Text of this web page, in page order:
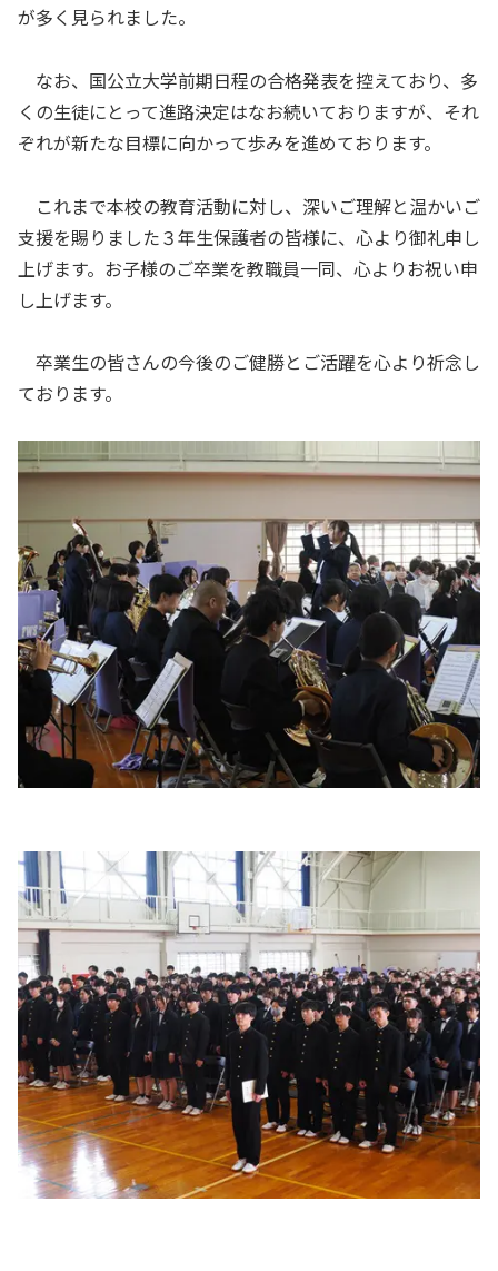
が多く見られました。
なお、国公立大学前期日程の合格発表を控えており、多
くの生徒にとって進路決定はなお続いておりますが、それ
ぞれが新たな目標に向かって歩みを進めております。
これまで本校の教育活動に対し、深いご理解と温かいご
支援を賜りました３年生保護者の皆様に、心より御礼申し
上げます。お子様のご卒業を教職員一同、心よりお祝い申
し上げます。
卒業生の皆さんの今後のご健勝とご活躍を心より祈念し
ております。